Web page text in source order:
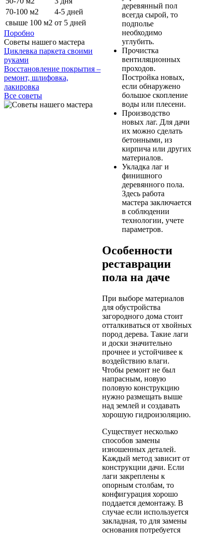
70-100 м2
4-5 дней
свыше 100 м2 от 5 дней
Поробно
Советы нашего мастера
Циклевка паркета своими
руками
Восстановление покрытия –
ремонт, шлифовка,
лакировка
Все советы
деревянный пол
всегда сырой, то
подполье
необходимо
углубить.
Прочистка
вентиляционных
проходов.
Постройка новых,
если обнаружено
большое скопление
воды или плесени.
Производство
новых лаг. Для дачи
их можно сделать
бетонными, из
кирпича или других
материалов.
Укладка лаг и
финишного
деревянного пола.
Здесь работа
мастера заключается
в соблюдении
технологии, учете
параметров.
Особенности
реставрации
пола на даче
При выборе материалов
для обустройства
загородного дома стоит
отталкиваться от хвойных
пород дерева. Такие лаги
и доски значительно
прочнее и устойчивее к
воздействию влаги.
Чтобы ремонт не был
напрасным, новую
половую конструкцию
нужно размещать выше
над землей и создавать
хорошую гидроизоляцию.
Существует несколько
способов замены
изношенных деталей.
Каждый метод зависит от
конструкции дачи. Если
лаги закреплены к
опорным столбам, то
конфигурация хорошо
поддается демонтажу. В
случае если используется
закладная, то для замены
основания потребуется